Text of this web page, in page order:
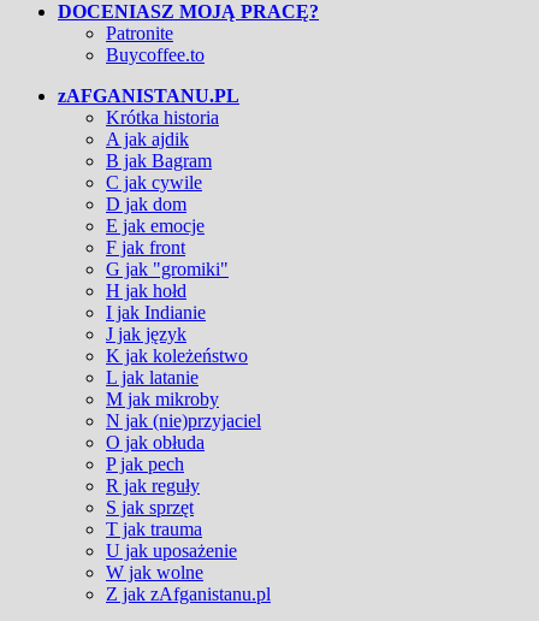
DOCENIASZ MOJĄ PRACĘ?
Patronite
Buycoffee.to
zAFGANISTANU.PL
Krótka historia
A jak ajdik
B jak Bagram
C jak cywile
D jak dom
E jak emocje
F jak front
G jak "gromiki"
H jak hołd
I jak Indianie
J jak język
K jak koleżeństwo
L jak latanie
M jak mikroby
N jak (nie)przyjaciel
O jak obłuda
P jak pech
R jak reguły
S jak sprzęt
T jak trauma
U jak uposażenie
W jak wolne
Z jak zAfganistanu.pl